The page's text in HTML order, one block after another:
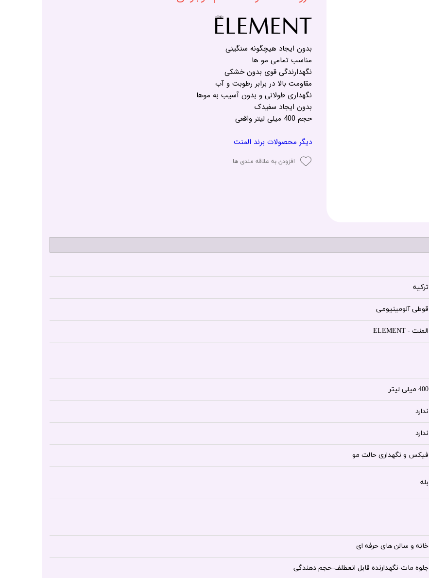
بدون ایجاد هیچگونه سنگینی
مناسب تمامی مو ها
نگهدارندگی قوی بدون خشکی
مقاومت بالا در برابر رطوبت و آب
نگهداری طولانی و بدون آسیب به موها
بدون ایجاد سفیدک
حجم 400 میلی لیتر واقعی
دیگر محصولات برند المنت
افزودن به علاقه مندی ها
ترکیه
قوطی آلومینیومی
المنت - ELEMENT
400 میلی لیتر
ندارد
ندارد
فیکس و نگهداری حالت مو
بله
خانه و سالن های حرفه ای
جلوه مات-نگهدارنده قابل انعطلف-حجم دهندگی